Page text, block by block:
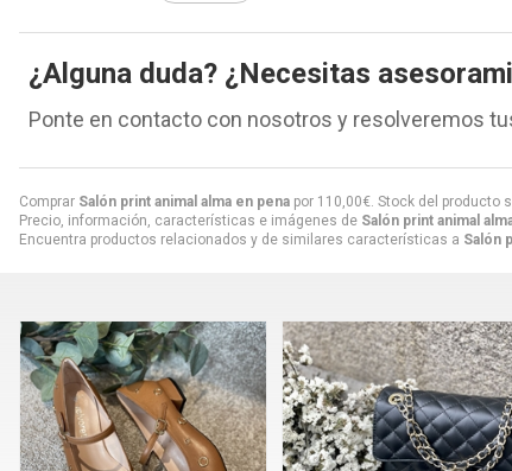
Comprar Salón print animal alma en pena por 110,00€. Stock del producto
Precio, información, características e imágenes de Salón print animal
Encuentra productos relacionados y de similares características a Salón
¿Alguna duda? ¿Necesitas
Ponte en contacto con nosotros y resolveremos